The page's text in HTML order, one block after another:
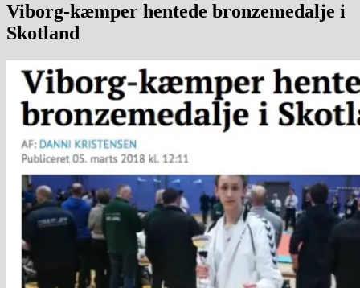
Viborg-kæmper hentede bronzemedalje i
Skotland